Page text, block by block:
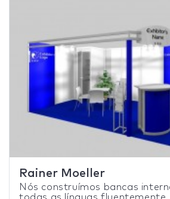
Rainer Moeller
Nós construímos bancas